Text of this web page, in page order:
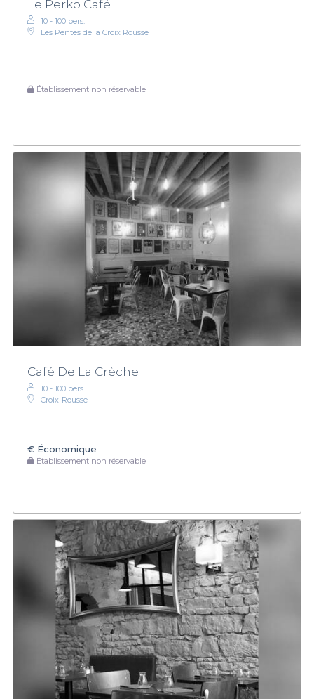
Le Perko Café
10 - 100 pers.
Les Pentes de la Croix Rousse
Établissement non réservable
Café De La Crèche
10 - 100 pers.
Croix-Rousse
€ Économique
Établissement non réservable